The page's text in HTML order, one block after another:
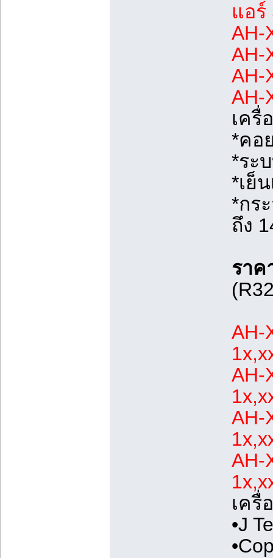
แอร์
AH-
AH-
AH-
AH-
เครื่
*คอ
*ระ
*เย็
*กร
ถึง
ราค
AH-
AH-
AH-
AH-
เครื่
•J